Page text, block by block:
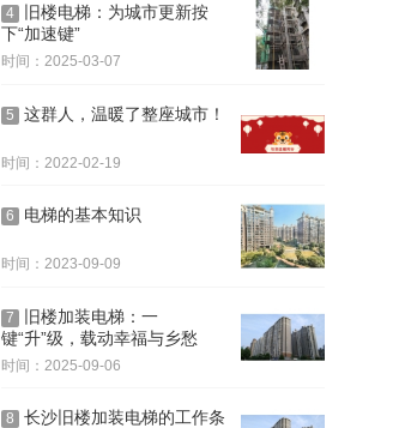
4
旧楼电梯：为城市更新按
下“加速键”
时间：2025-03-07
5 这群人，温暖了整座城市！
时间：2022-02-19
6 电梯的基本知识
时间：2023-09-09
7
旧楼加装电梯：一
键“升”级，载动幸福与乡愁
时间：2025-09-06
8
长沙旧楼加装电梯的工作条